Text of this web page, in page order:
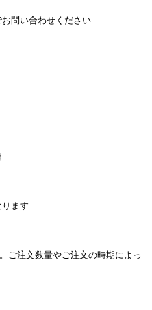
問い合わせください
ます
注文数量やご注文の時期によっ